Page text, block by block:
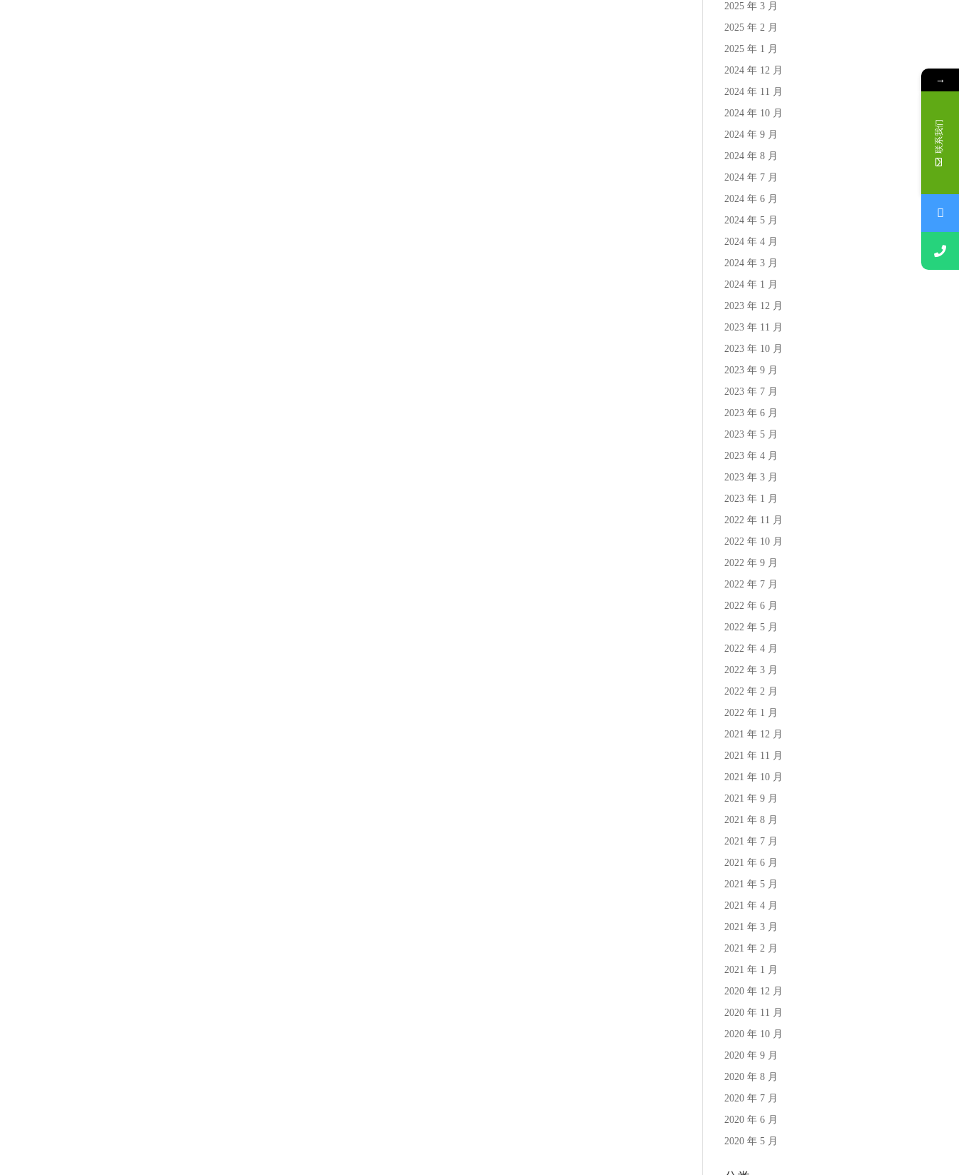
2025 年 3 月
2025 年 2 月
2025 年 1 月
2024 年 12 月
2024 年 11 月
2024 年 10 月
2024 年 9 月
2024 年 8 月
2024 年 7 月
2024 年 6 月
2024 年 5 月
2024 年 4 月
2024 年 3 月
2024 年 1 月
2023 年 12 月
2023 年 11 月
2023 年 10 月
2023 年 9 月
2023 年 7 月
2023 年 6 月
2023 年 5 月
2023 年 4 月
2023 年 3 月
2023 年 1 月
2022 年 11 月
2022 年 10 月
2022 年 9 月
2022 年 7 月
2022 年 6 月
2022 年 5 月
2022 年 4 月
2022 年 3 月
2022 年 2 月
2022 年 1 月
2021 年 12 月
2021 年 11 月
2021 年 10 月
2021 年 9 月
2021 年 8 月
2021 年 7 月
2021 年 6 月
2021 年 5 月
2021 年 4 月
2021 年 3 月
2021 年 2 月
2021 年 1 月
2020 年 12 月
2020 年 11 月
2020 年 10 月
2020 年 9 月
2020 年 8 月
2020 年 7 月
2020 年 6 月
2020 年 5 月
→
联系我们